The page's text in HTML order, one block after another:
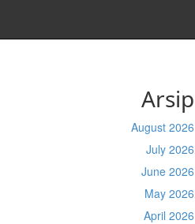
Arsip
August 2026
July 2026
June 2026
May 2026
April 2026